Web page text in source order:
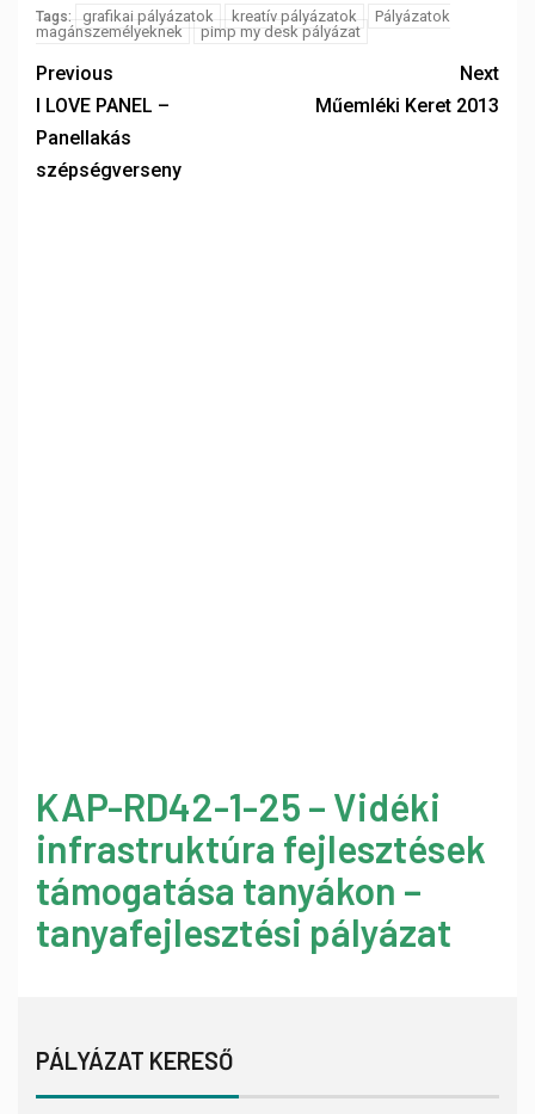
Tags: grafikai pályázatok kreatív pályázatok
Pályázatok
magánszemélyeknek
pimp my desk pályázat
Previous
I LOVE PANEL –
Panellakás
szépségverseny
Next
Műemléki Keret 2013
KAP-RD42-1-25 – Vidéki
infrastruktúra fejlesztések
támogatása tanyákon –
tanyafejlesztési pályázat
PÁLYÁZAT KERESŐ